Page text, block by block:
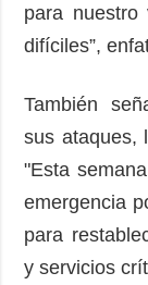
para nuestro
difíciles”,
También
sus ataques,
"Esta
emergencia
para
y servicios